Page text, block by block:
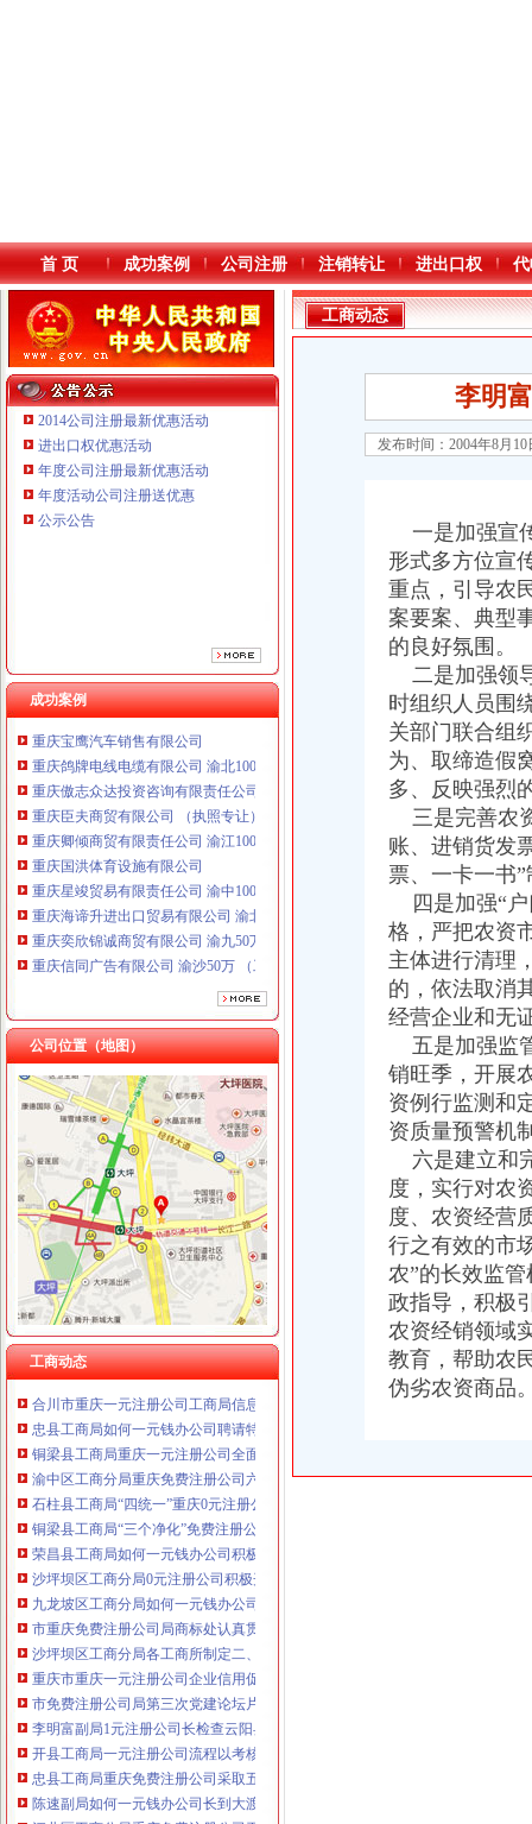
本站导航
首 页 成功案例 公司注册 注销转让 进出口权
2014公司注册最新优惠活动
进出口权优惠活动
年度公司注册最新优惠活动
年度活动公司注册送优惠
公示公告
成功案例
重庆鸽牌电线电缆有限公司 渝北10010万 (进出口权)
重庆傲志众达投资咨询有限责任公司 渝九1000万 （增资）
重庆臣夫商贸有限公司 （执照专让）
重庆奕欣锦诚商贸有限公司 渝九50万 （工商注册）
重庆信同广告有限公司 渝沙50万 （工商注册）
重庆三虹房地产营销策划有限公司
重庆宝鹰汽车销售有限公司
重庆鸽牌电线电缆有限公司 渝北10010万 (进出口权)
重庆傲志众达投资咨询有限责任公司 渝九1000万 （增资）
重庆臣夫商贸有限公司 （执照专让）
重庆卿倾商贸有限责任公司 渝江100万 （工商注册）
重庆国洪体育设施有限公司
重庆星竣贸易有限责任公司 渝中100万 （进出口权）
重庆海谛升进出口贸易有限公司 渝北100万 （进出口权）
重庆奕欣锦诚商贸有限公司 渝九50万 （工商注册）
重庆信同广告有限公司 渝沙50万 （工商注册）
重庆三虹房地产营销策划有限公司
公司位置（地图）
工商动态
工商动态
万盛区工商分局重庆0元注册公司6.30任务完成情况
开县工商局免费注册公司采取四项措施确保中考高考顺利进行
各区县局1元注册公司立足职能努力为建设社会主义新农村服务
江北局重庆一元注册公司结合验照工作进一步落实就业再就业优惠政策
高新区局重庆一元注册公司规范审批与巡查监管并重强化户外广告监管
万州局将实行“五分”重庆一元注册公司运行方式创新办公室工作
涪陵区工商分局一元注册公司服务外企受称赞
市免费注册公司工商局三项措施加强食品保鲜膜销售和使用管理
南岸区工商分局加强国庆节日市如何一元钱办公司场监管
合川市重庆一元注册公司工商局信息化应用大练兵以训促练见成效
忠县工商局如何一元钱办公司聘请特约工商员
铜梁县工商局重庆一元注册公司全面开展诚信兴商宣传月活动
渝中区工商分局重庆免费注册公司六项措施推动信用信息化操作应用大练兵
石柱县工商局“四统一”重庆0元注册公司确保月饼食品安全
铜梁县工商局“三个净化”免费注册公司整治校园周边环境
荣昌县工商局如何一元钱办公司积极引导促进个体私营经济发展
沙坪坝区工商分局0元注册公司积极开展信用信息化应用岗位大练兵
九龙坡区工商分局如何一元钱办公司加强信息化应用培训工作
市重庆免费注册公司局商标处认真贯彻落实全市工商管理局长会议精神
沙坪坝区工商分局各工商所制定二、一元注册公司流程三级网格监管措施
重庆市重庆一元注册公司企业信用促进会诞生
市免费注册公司局第三次党建论坛片会在云阳召开
李明富副局1元注册公司长检查云阳县工商局工作
开县工商局一元注册公司流程以考核为动力推进队伍建设
忠县工商局重庆免费注册公司采取五条措施加强中介业管理
陈速副局如何一元钱办公司长到大渡口区工商分局考察
江北区工商分局重庆免费注册公司召开案件质量评查会
工商动态
李明
发布时间：2004年8月
一是加强宣
形式多方位宣
重点，引导农
案要案、典型
的良好氛围。
二是加强领
时组织人员围
关部门联合组
为、取缔造假
多、反映强烈
三是完善农
账、进销货发
票、一卡一书
四是加强“户
格，严把农资
主体进行清理
的，依法取消
经营企业和无
五是加强监
销旺季，开展
资例行监测和
资质量预警机
六是建立和
度，实行对农
度、农资经营
行之有效的市
农”的长效监
政指导，积极
农资经销领域
教育，帮助农
伪劣农资商品